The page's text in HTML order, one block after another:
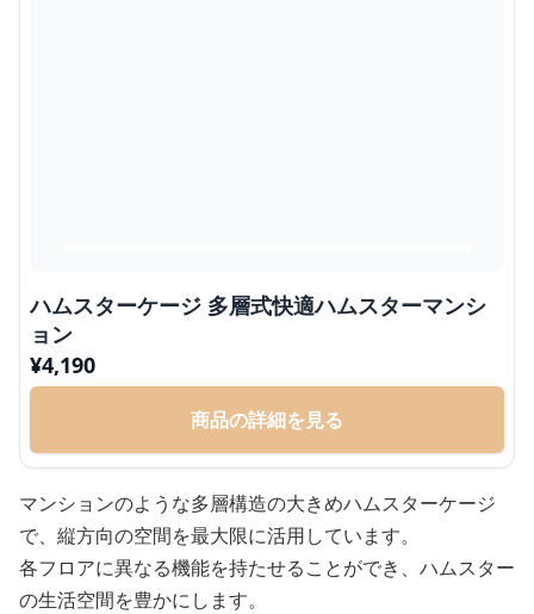
ハムスターケージ 多層式快適ハムスターマンシ
ョン
¥4,190
商品の詳細を見る
マンションのような多層構造の大きめハムスターケージ
で、縦方向の空間を最大限に活用しています。
各フロアに異なる機能を持たせることができ、ハムスター
の生活空間を豊かにします。